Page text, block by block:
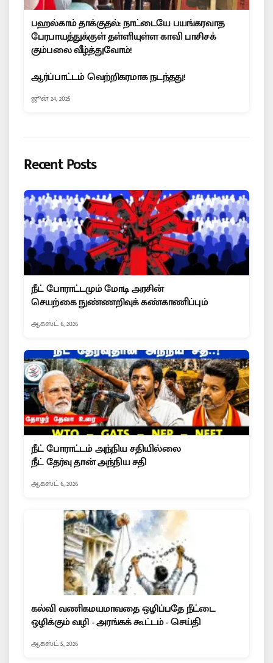
பஹல்காம் தாக்குதல்: நாட்டையே பயங்கரவாத
பேரபாயத்துக்குள் தள்ளியுள்ள காவி பாசிசக்
கும்பலை வீழ்த்துவோம்!
ஆர்ப்பாட்டம் வெற்றிகரமாக நடந்தது!
ஜூன் 24, 2025
Recent Posts
நீட் போராட்டமும் மோடி அரசின்
செயற்கை நுண்ணறிவுக் கண்காணிப்பும்
ஆகஸ்ட் 6, 2026
நீட் போராட்டம் அந்நிய சதியில்லை
நீட் தேர்வு தான் அந்நிய சதி
ஆகஸ்ட் 6, 2026
கல்வி வணிகமயமாவதை ஒழிப்பதே நீட்டை
ஒழிக்கும் வழி - அரங்கக் கூட்டம் - செய்தி
ஆகஸ்ட் 5, 2026